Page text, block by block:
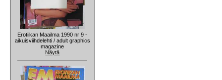
Erotiikan Maailma 1990 nr 9 -
aikuisviihdelehti / adult graphics
magazine
Näytä